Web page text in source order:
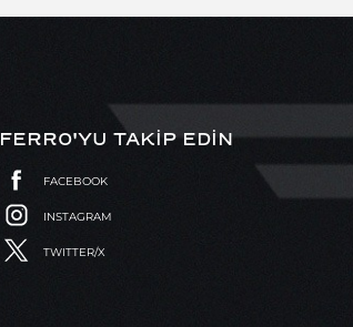
FERRO'YU TAKİP EDİN
FACEBOOK
INSTAGRAM
TWITTER/X